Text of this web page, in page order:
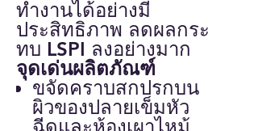
ทำงานได้อย่างมี
ประสิทธิภาพ ลดผลกระ
ทบ LSPI ลงอย่างมาก
จุดเด่นผลิตภัณฑ์
ขจัดคราบสกปรกบน
ผิวของปลายเข็มหัว